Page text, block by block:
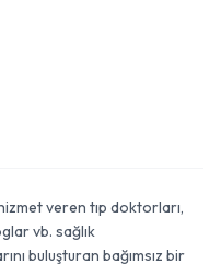
veren tıp doktorları,
vb. sağlık
buluşturan bağımsız bir